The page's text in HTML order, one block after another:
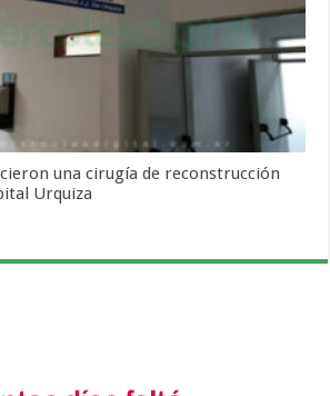
una cirugía de reconstrucción
Urquiza